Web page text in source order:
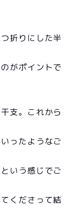
折りにした半
がポイントで
支。これから
ったようなご
いう感じでご
くださって結